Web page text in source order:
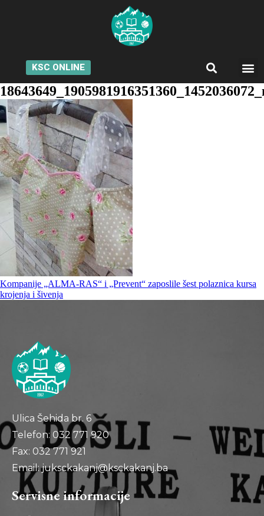
KSC ONLINE
Kompanije „ALMA-RAS“ i „Prevent“ zaposlile šest polaznica kursa
krojenja i šivenja
Ulica Šehida br. 6
Telefon: 032 771 920
Fax: 032 771 921
Email: juksckakanj@ksckakanj.ba
Servisne informacije